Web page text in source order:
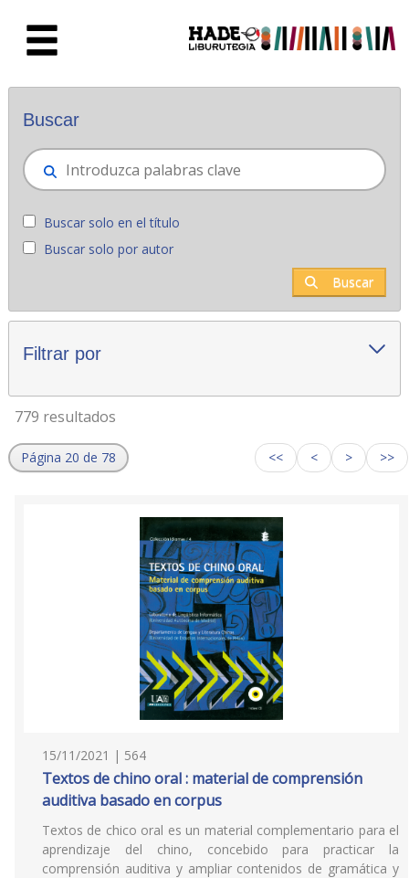
Novedades - Liburutegia
Buscar
Buscar solo en el título
Buscar solo por autor
Buscar
Filtrar por
779 resultados
Página 20 de 78 << < > >>
15/11/2021 | 564
Textos de chino oral : material de comprensión
auditiva basado en corpus
Textos de chico oral es un material complementario para el
aprendizaje del chino, concebido para practicar la
comprensión auditiva y ampliar contenidos de gramática y